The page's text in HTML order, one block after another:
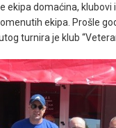
domaćina, klubovi
ekipa. Prošle
turnira je klub